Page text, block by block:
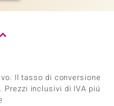
Il tasso di conversione
Prezzi inclusivi di IVA piú